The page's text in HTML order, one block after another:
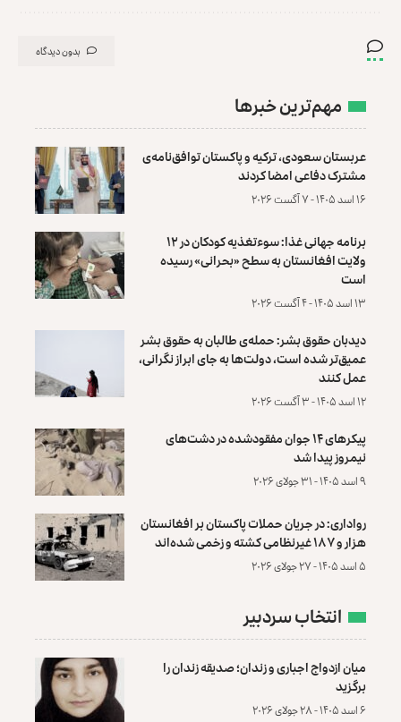
بدون دیدگاه
مهم‌ترین خبرها
عربستان سعودی، ترکیه و پاکستان توافق‌نامه‌ی
مشترک دفاعی امضا کردند
۱۶ اسد ۱۴۰۵ - ۷ آگست ۲۰۲۶
برنامه جهانی غذا: سوءتغذیه کودکان در ۱۲
ولایت افغانستان به سطح «بحرانی» رسیده
است
۱۳ اسد ۱۴۰۵ - ۴ آگست ۲۰۲۶
دیدبان حقوق بشر: حمله‌ی طالبان به حقوق بشر
عمیق‌تر شده است، دولت‌ها به جای ابراز نگرانی،
عمل کنند
۱۲ اسد ۱۴۰۵ - ۳ آگست ۲۰۲۶
پیکرهای ۱۴ جوان مفقودشده در دشت‌های
نیمروز پیدا شد
۹ اسد ۱۴۰۵ - ۳۱ جولای ۲۰۲۶
رواداری: در جریان حملات پاکستان بر افغانستان
هزار و ۱۸۷ غیرنظامی کشته و زخمی شده‌اند
۵ اسد ۱۴۰۵ - ۲۷ جولای ۲۰۲۶
انتخاب سردبیر
میان ازدواج اجباری و زندان؛ صدیقه زندان را
برگزید
۶ اسد ۱۴۰۵ - ۲۸ جولای ۲۰۲۶